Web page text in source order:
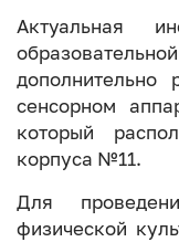
Актуальная
сенсорном
который
корпуса №11.
Для
физической